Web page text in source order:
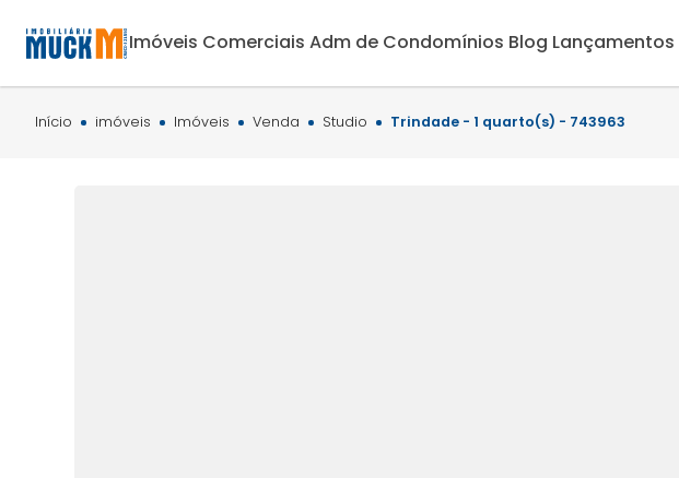
Imóveis Comerciais Adm de Condomínios Blog Lançamentos
Início imóveis Imóveis Venda Studio Trindade - 1 quarto(s) - 743963